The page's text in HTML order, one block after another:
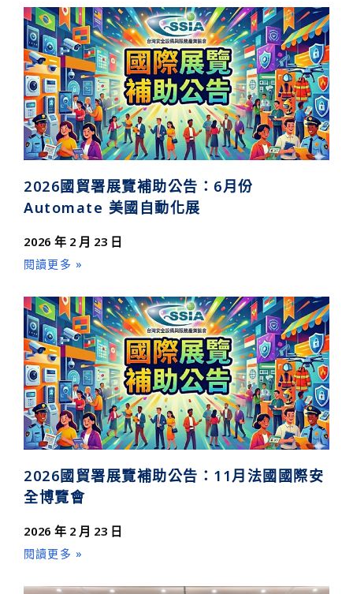
2026國貿署展覽補助公告：6月份
Automate 美國自動化展
2026 年 2 月 23 日
閱讀更多 »
2026國貿署展覽補助公告：11月法國國際安
全博覽會
2026 年 2 月 23 日
閱讀更多 »